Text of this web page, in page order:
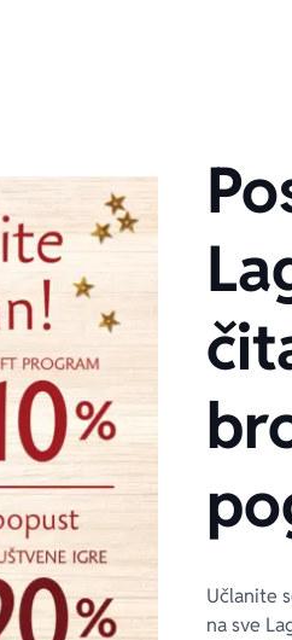
Učlanite
na sve